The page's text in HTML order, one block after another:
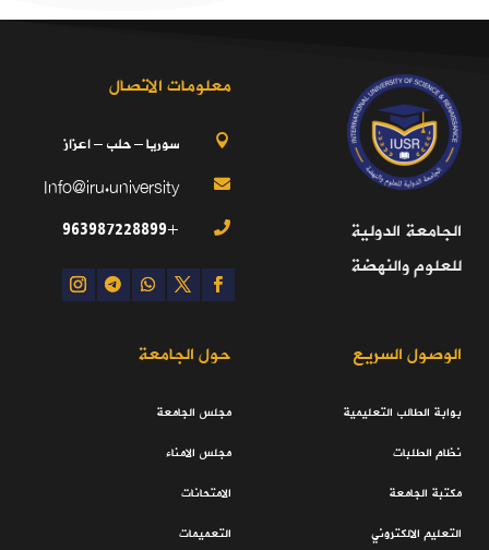
الجامعة الدولية
للعلوم والنهضة
معلومات الاتصال
 سوريا – حلب – اعزاز

Info@iru.university

+963987228899
الوصول السريع
بوابة الطالب التعليمية
نظام الطلبات
مكتبة الجامعة
التعليم الالكتروني
حول الجامعة
مجلس الجامعة
مجلس الامناء
الامتحانات
التعميمات